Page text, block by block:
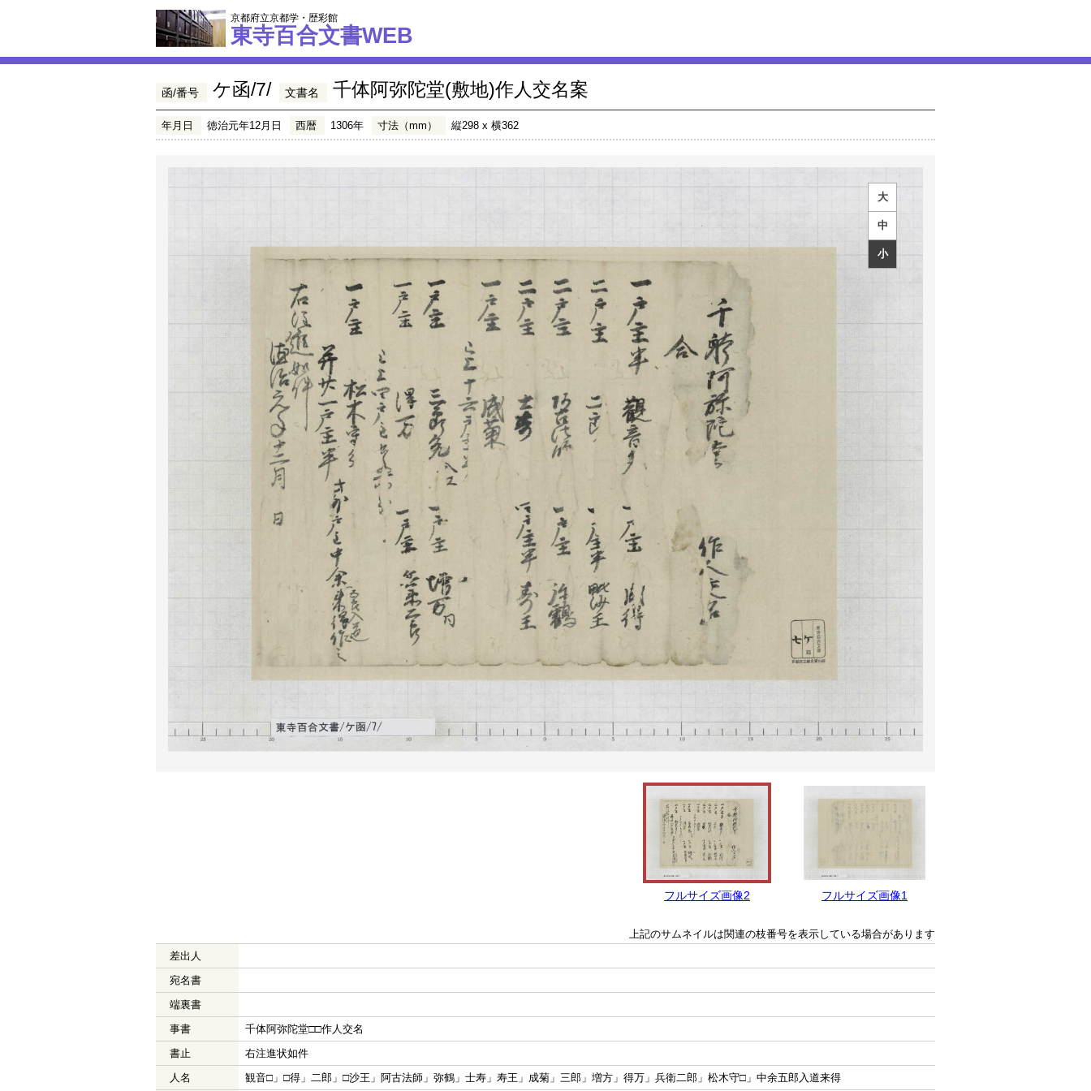
京都府立京都学・歴彩館
東寺百合文書WEB
函/番号 ケ函/7/ 文書名 千体阿弥陀堂(敷地)作人交名案
年月日 徳治元年12月日 西暦 1306年 寸法（mm） 縦298 x 横362
大
中
小
フルサイズ画像2 フルサイズ画像1
上記のサムネイルは関連の枝番号を表示している場合があります
差出人
宛名書
端裏書
事書
千体阿弥陀堂□□作人交名
書止
右注進状如件
人名
観音□」□得」二郎」□沙王」阿古法師」弥鶴」士寿」寿王」成菊」三郎」増方」得万」兵衛二郎」松木守□」中余五郎入道来得